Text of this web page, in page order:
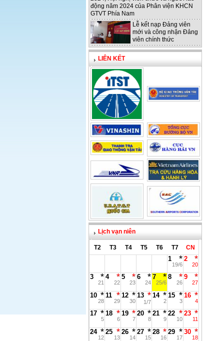
động năm 2024 của Phân viện KHCN
GTVT Phía Nam
Lễ kết nạp Đảng viên
mới và công nhận Đảng
viên chính thức
LIÊN KẾT
Lịch vạn niên
T2 T3 T4 T5 T6 T7 CN
1
19/6
2
20
3
21
4
22
5
23
6
24
7
25/6
8
26
9
27
10
28
11
29
12
30
13
1/7
14
2
15
3
16
4
17
5
18
6
19
7
20
8
21
9
22
10
23
11
24
12
25
13
26
14
27
15
28
16
29
17
30
18